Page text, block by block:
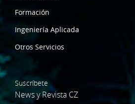
Formación
Ingeniería Aplicada
Otros Servicios
Suscríbete
News y Revista CZ